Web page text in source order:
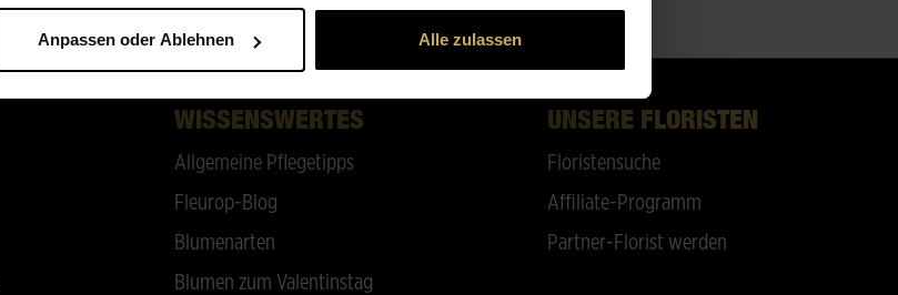
Anpassen oder Ablehnen Alle zulassen
WISSENSWERTES
Allgemeine Pflegetipps
Fleurop-Blog
Blumenarten
Blumen zum Valentinstag
UNSERE FLORISTEN
Floristensuche
Affiliate-Programm
Partner-Florist werden